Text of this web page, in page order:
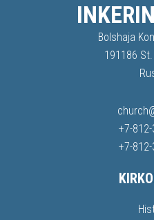
Bolshaja
191186
+7-
+7-